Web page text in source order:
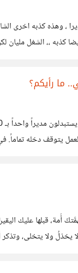
، وهذه كذبه اخرى
كذبه ،، الشغل مليان
يتوقف دخله تماماً.
أم أن العمل
أُمة، قبلها عليك
يخذلُ ولا يتخلى،